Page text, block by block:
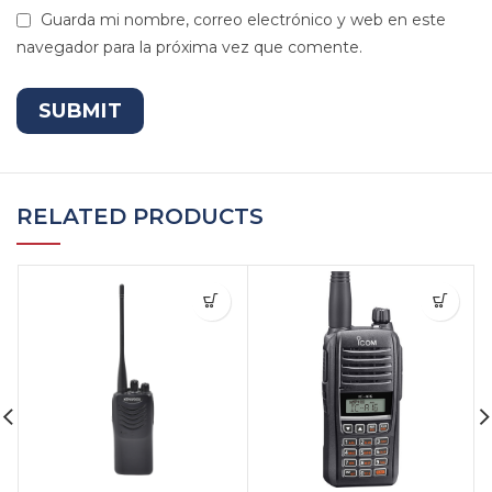
Guarda mi nombre, correo electrónico y web en este
navegador para la próxima vez que comente.
RELATED PRODUCTS